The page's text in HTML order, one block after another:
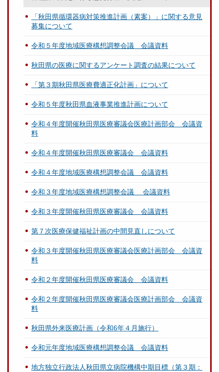
「秋田県循環器病対策推進計画（素案）」に関する意見
募集について
令和５年度地域医療構想調整会議 会議資料
秋田県の医療に関するアンケート調査の結果について
「第３期秋田県医療費適正化計画」について
令和５年度秋田県血液事業推進計画について
令和４年度開催秋田県医療審議会医療計画部会 会議資
料
令和４年度開催秋田県医療審議会 会議資料
令和４年度地域医療構想調整会議 会議資料
令和３年度地域医療構想調整会議 会議資料
令和３年度開催秋田県医療審議会 会議資料
第７次医療保健福祉計画の中間見直しについて
令和３年度開催秋田県医療審議会医療計画部会 会議資
料
令和２年度開催秋田県医療審議会 会議資料
令和２年度開催秋田県医療審議会医療計画部会 会議資
料
秋田県外来医療計画（令和6年４月施行）
令和元年度地域医療構想調整会議 会議資料
地方独立行政法人秋田県立病院機構中期目標（第３期：